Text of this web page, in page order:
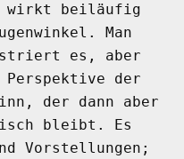
wirkt beiläufig
Man
es, aber
der
der dann aber
bleibt. Es
Vorstellungen;